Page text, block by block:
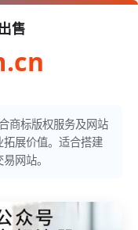
售
商标版权服务及网站
展价值。适合搭建
网站。